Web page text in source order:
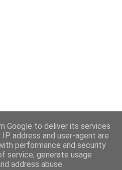
Google to deliver its services
address and user-agent are
performance and security
service, generate usage
address abuse.